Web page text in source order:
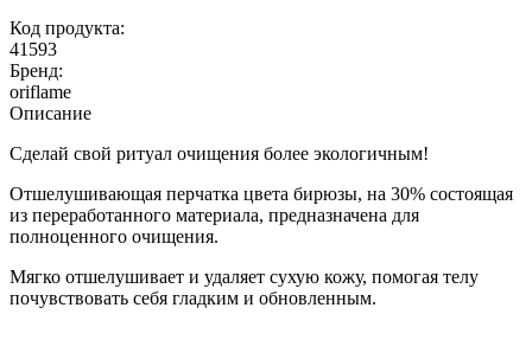
Код продукта:
41593
Бренд:
oriflame
Описание
Сделай свой ритуал очищения более экологичным!
Отшелушивающая перчатка цвета бирюзы, на 30% состоящая
из переработанного материала, предназначена для
полноценного очищения.
Мягко отшелушивает и удаляет сухую кожу, помогая телу
почувствовать себя гладким и обновленным.